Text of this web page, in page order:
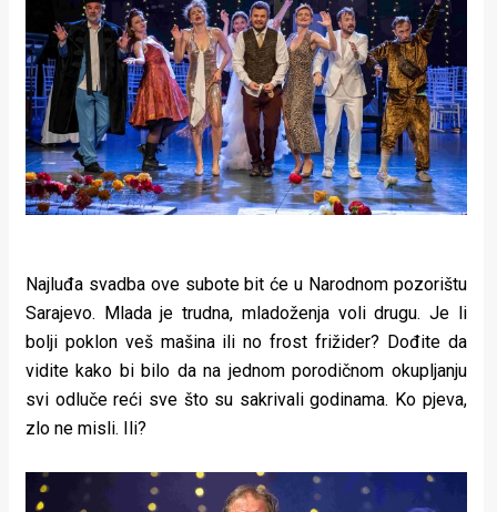
Urban
Places
Aktivizam
Aktuelnosti
About
Urban
Magazin
Najluđa svadba ove subote bit će u Narodnom pozorištu
Sarajevo. Mlada je trudna, mladoženja voli drugu. Je li
bolji poklon veš mašina ili no frost frižider? Dođite da
vidite kako bi bilo da na jednom porodičnom okupljanju
svi odluče reći sve što su sakrivali godinama. Ko pjeva,
zlo ne misli. Ili?